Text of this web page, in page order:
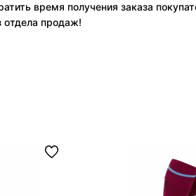
время получения заказа
отдела продаж!